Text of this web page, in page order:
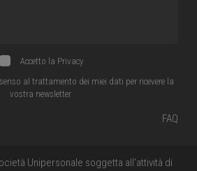
Accetto la Privacy
al trattamento dei miei dati per ricevere la
vostra newsletter
FAQ
Unipersonale soggetta all'attività di